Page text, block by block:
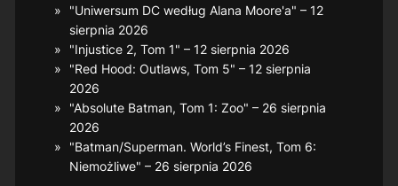
"Uniwersum DC według Alana Moore'a" – 12
sierpnia 2026
"Injustice 2, Tom 1" – 12 sierpnia 2026
"Red Hood: Outlaws, Tom 5" – 12 sierpnia
2026
"Absolute Batman, Tom 1: Zoo" – 26 sierpnia
2026
"Batman/Superman. World’s Finest, Tom 6:
Niemożliwe" – 26 sierpnia 2026